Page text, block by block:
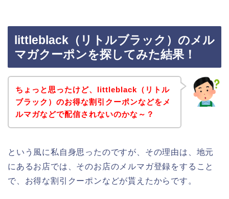
littleblack（リトルブラック）のメル
マガクーポンを探してみた結果！
ちょっと思ったけど、littleblack（リトル
ブラック）のお得な割引クーポンなどをメ
ルマガなどで配信されないのかな～？
という風に私自身思ったのですが、その理由は、地元
にあるお店では、そのお店のメルマガ登録をすること
で、お得な割引クーポンなどが貰えたからです。